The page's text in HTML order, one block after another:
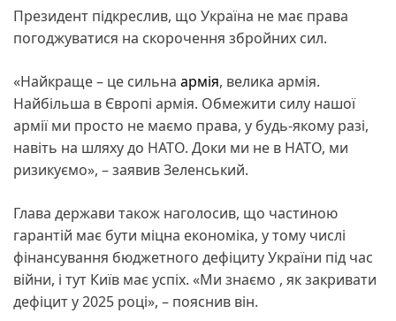
Президент підкреслив, що Україна не має права
погоджуватися на скорочення збройних сил.
«Найкраще – це сильна армія, велика армія.
Найбільша в Європі армія. Обмежити силу нашої
армії ми просто не маємо права, у будь-якому разі,
навіть на шляху до НАТО. Доки ми не в НАТО, ми
ризикуємо», – заявив Зеленський.
Глава держави також наголосив, що частиною
гарантій має бути міцна економіка, у тому числі
фінансування бюджетного дефіциту України під час
війни, і тут Київ має успіх. «Ми знаємо , як закривати
дефіцит у 2025 році», – пояснив він.